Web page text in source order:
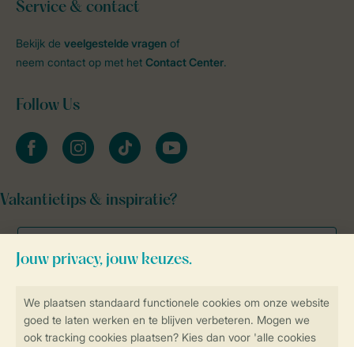
Veilig en snel online boeken
Service & contact
Bekijk de veelgestelde vragen of
neem contact op met het Contact Center.
Follow Us
facebookinstagramtiktok youtube
Vakantietips & inspiratie?